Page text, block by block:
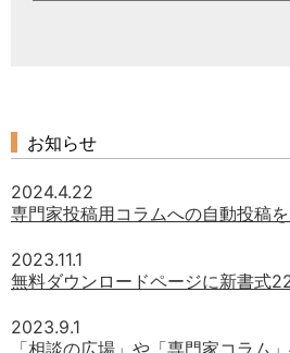
お知らせ
2024.4.22
専門家投稿用コラムへの自動投稿
2023.11.1
無料ダウンロードページに新書式
2023.9.1